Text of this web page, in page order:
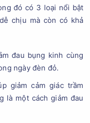
đó có 3 loại nổi bật
chịu mà còn có khả
đau bụng kinh cùng
ngày đèn đỏ.
giảm cảm giác trầm
là một cách giảm đau